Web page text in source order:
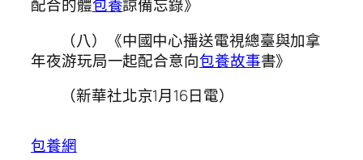
配合的體包養諒備忘錄》
（八）《中國中心播送電視總臺與加拿
年夜游玩局一起配合意向包養故事書》
（新華社北京1月16日電）
包養網